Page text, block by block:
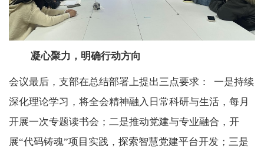
凝心聚力，明确行动方向
会议最后，支部在总结部署上提出三点要求：
一是持续
深化理论学习，将全会精神融入日常科研与生活，每月
开展一次专题读书会；二是推动党建与专业融合，开
展“代码铸魂”项目实践，探索智慧党建平台开发；三是